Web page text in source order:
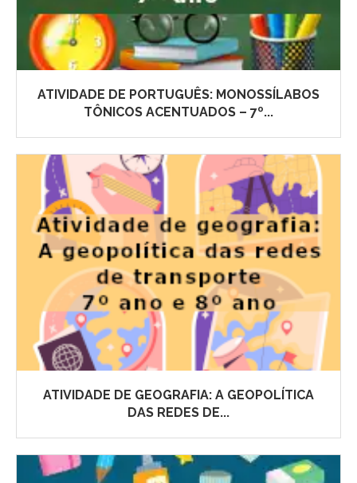
ATIVIDADE DE PORTUGUÊS: MONOSSÍLABOS
TÔNICOS ACENTUADOS – 7º...
ATIVIDADE DE GEOGRAFIA: A GEOPOLÍTICA
DAS REDES DE...